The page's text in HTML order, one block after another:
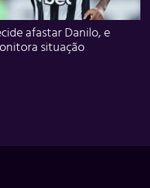
afastar Danilo, e
situação